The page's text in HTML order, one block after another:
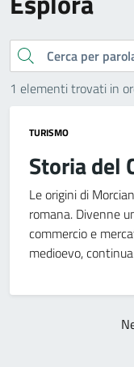
Cerca
1 elementi trovati in
TURISMO
Storia del
Le origini di
romana. Divenne
commercio e
medioevo,